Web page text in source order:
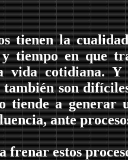
tienen la
y tiempo en que
vida cotidiana. Y
también son
tiende a generar
ante
frenar estos